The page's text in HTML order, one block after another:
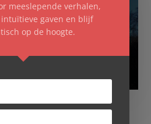
meeslepende verhalen,
gaven en blijf
op de hoogte.